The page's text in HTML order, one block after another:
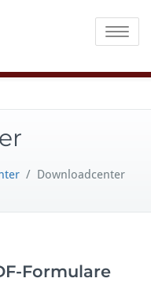
Toggle
/ Downloadcenter
Formulare